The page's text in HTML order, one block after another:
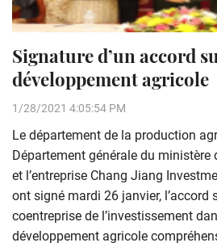
Signature d’un accord
développement agricole
1/28/2021 4:05:54 PM
Le département de la production
Département générale du ministère
et l’entreprise Chang Jiang
ont signé mardi 26 janvier, l’accord
coentreprise de l’investissement
développement agricole